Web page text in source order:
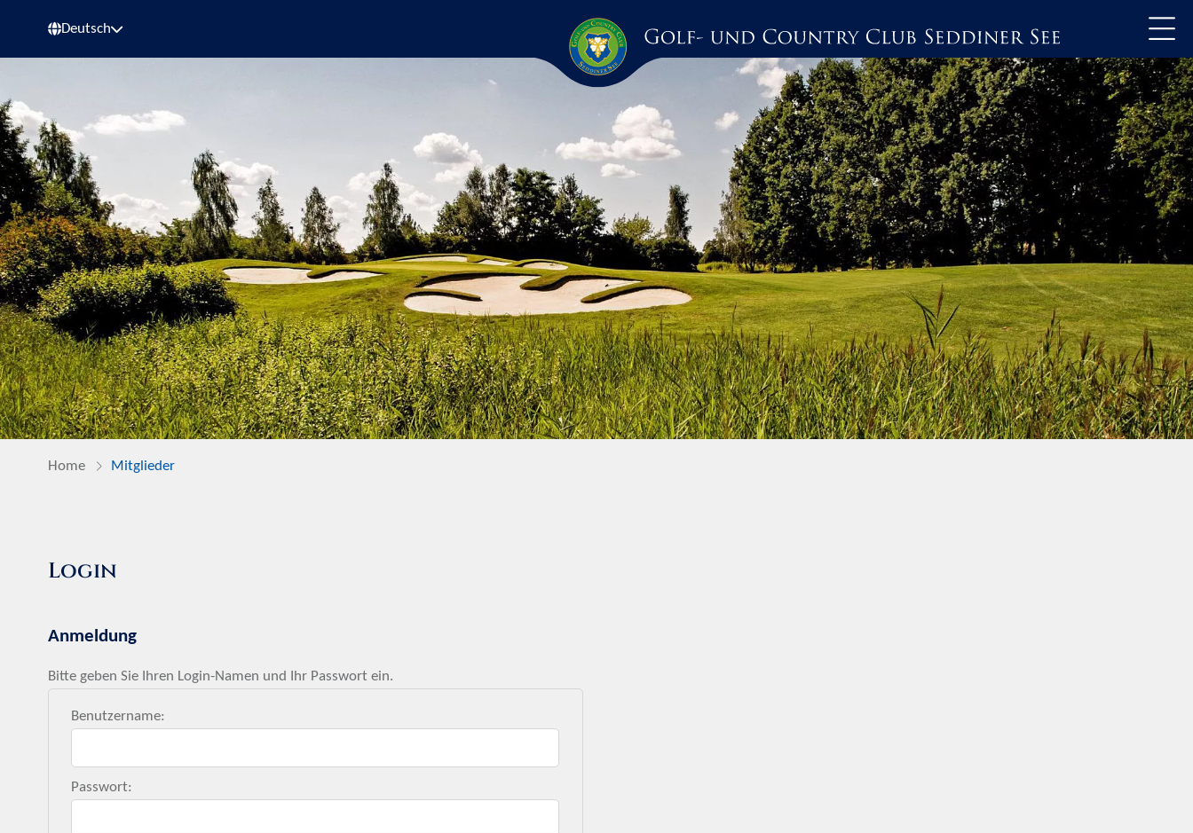
Deutsch
Home Mitglieder
Login
Anmeldung
Bitte geben Sie Ihren Login-Namen und Ihr Passwort ein.
Benutzername:
Passwort: